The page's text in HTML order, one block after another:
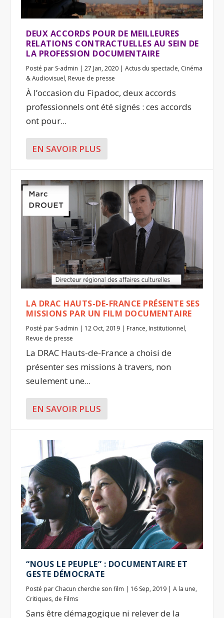
DEUX ACCORDS POUR DE MEILLEURES
RELATIONS CONTRACTUELLES AU SEIN DE
LA PROFESSION DOCUMENTAIRE
Posté par S-admin |27 Jan, 2020 |Actus du spectacle, Cinéma
& Audiovisuel, Revue de presse
À l’occasion du Fipadoc, deux accords
professionnels ont été signés : ces accords
ont pour...
EN SAVOIR PLUS
LA DRAC HAUTS-DE-FRANCE PRÉSENTE SES
MISSIONS PAR UN FILM DOCUMENTAIRE
Posté par S-admin | 12 Oct, 2019 | France, Institutionnel,
Revue de presse
La DRAC Hauts-de-France a choisi de
présenter ses missions à travers, non
seulement une...
EN SAVOIR PLUS
“NOUS LE PEUPLE” : DOCUMENTAIRE ET
GESTE DÉMOCRATE
Posté par Chacun cherche son film | 16 Sep, 2019 |A la une,
Critiques, de Films
Sans être démagogique ni relever de la